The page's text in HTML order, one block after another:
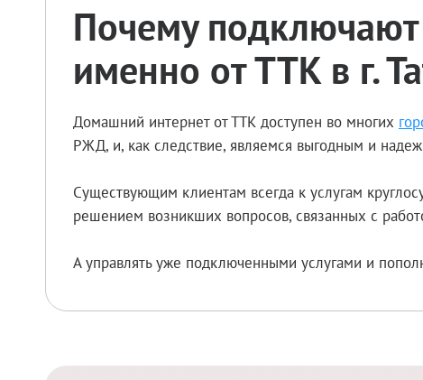
Почему
именно от ТТК в г.
Домашний интернет от ТТК доступен во многих
РЖД, и, как следствие, являемся выгодным и
Существующим клиентам всегда к услугам
решением возникших вопросов, связанных с
А управлять уже подключенными услугами и